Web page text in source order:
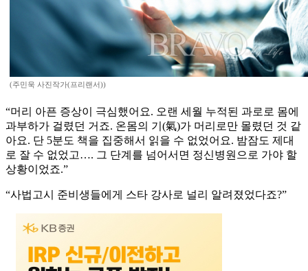
(주민욱 사진작가(프리랜서))
“머리 아픈 증상이 극심했어요. 오랜 세월 누적된 과로로 몸에
과부하가 걸렸던 거죠. 온몸의 기(氣)가 머리로만 몰렸던 것 같
아요. 단 5분도 책을 집중해서 읽을 수 없었어요. 밤잠도 제대
로 잘 수 없었고…. 그 단계를 넘어서면 정신병원으로 가야 할
상황이었죠.”
“사법고시 준비생들에게 스타 강사로 널리 알려졌었다죠?”